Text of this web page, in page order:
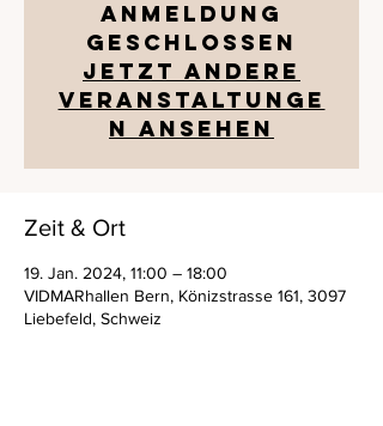
Anmeldung
geschlossen
Jetzt andere
Veranstaltunge
n ansehen
Zeit & Ort
19. Jan. 2024, 11:00 – 18:00
VIDMARhallen Bern, Könizstrasse 161, 3097
Liebefeld, Schweiz